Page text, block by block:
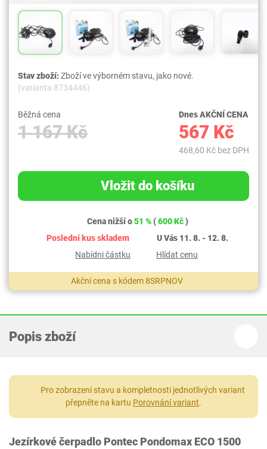
Stav zboží:Zboží ve výborném stavu, jako nové.
(varianta 8734446)
Běžná cena
1 167 Kč
Dnes AKČNÍ CENA
567 Kč
468,60 Kč bez DPH
Vložit do košíku
Cena nižší o51 %(600 Kč)
Poslední kus skladem
U Vás 11. 8. - 12. 8.
Nabídni částku
Hlídat cenu
Akční cena s kódem 8SRPNOV
Popis zboží
Pro zobrazení stavu a kompletnosti jednotlivých variant
přepněte na kartu Porovnání variant.
Jezírkové čerpadlo Pontec Pondomax ECO 1500